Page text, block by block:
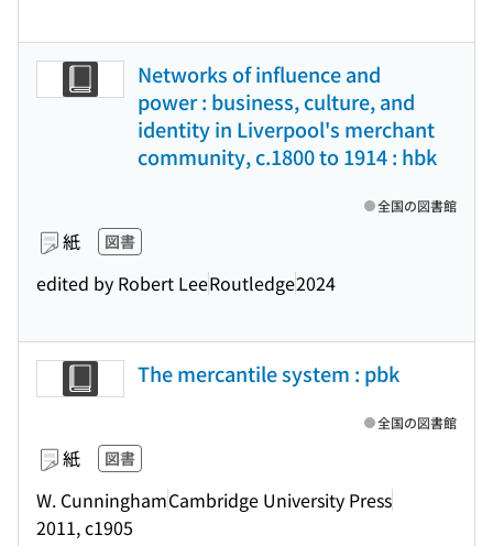
Networks of influence and
power : business, culture, and
identity in Liverpool's merchant
community, c.1800 to 1914 : hbk
紙 図書
edited by Robert LeeRoutledge2024
全国の図書館
The mercantile system : pbk
紙 図書
W. CunninghamCambridge University Press
2011, c1905
全国の図書館